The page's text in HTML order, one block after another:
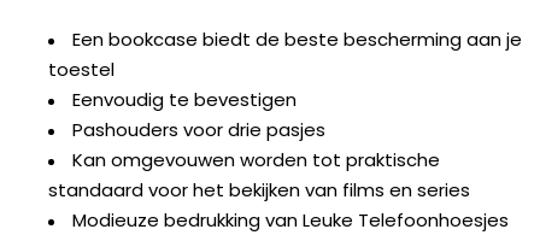
Een bookcase biedt de beste bescherming aan je
toestel
Eenvoudig te bevestigen
Pashouders voor drie pasjes
Kan omgevouwen worden tot praktische
standaard voor het bekijken van films en series
Modieuze bedrukking van Leuke Telefoonhoesjes